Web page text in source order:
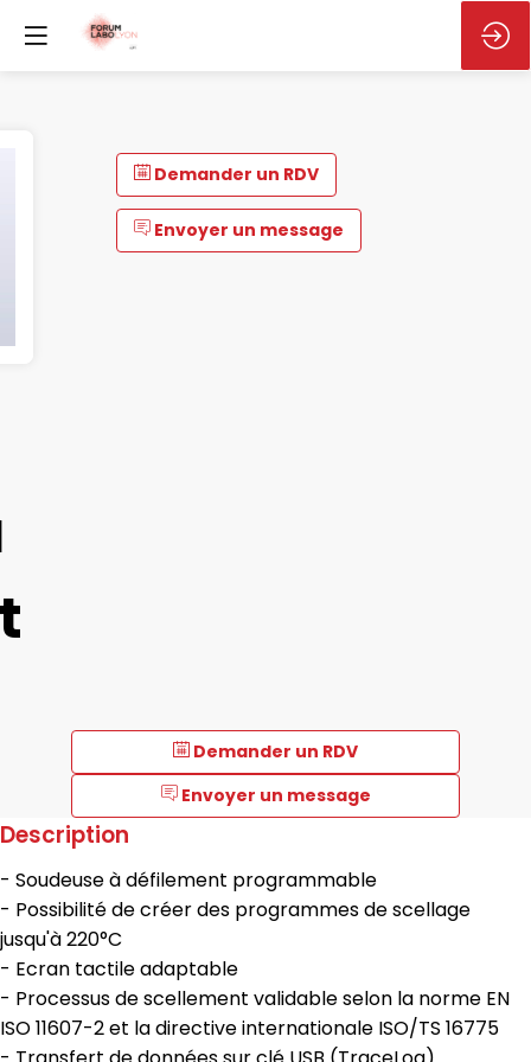
Demander un RDV
Envoyer un message
Demander un RDV
Envoyer un message
Description
- Soudeuse à défilement programmable
- Possibilité de créer des programmes de scellage
jusqu'à 220°C
- Ecran tactile adaptable
- Processus de scellement validable selon la norme EN
ISO 11607-2 et la directive internationale ISO/TS 16775